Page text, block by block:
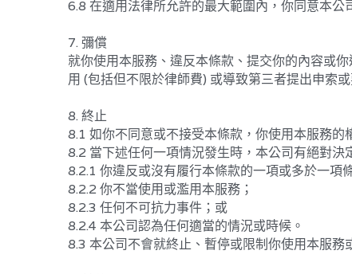
就你使用本服務、違反本條款、提交你的內容或
用 (包括但不限於律師費) 或導致第三者提出申索
8.1 如你不同意或不接受本條款，你使用本服務的
8.2 當下述任何一項情況發生時，本公司有絕對決
8.2.1 你違反或沒有履行本條款的一項或多於一項
8.2.2 你不當使用或濫用本服務；
8.2.3 任何不可抗力事件；或
8.2.4 本公司認為任何適當的情況或時候。
8.3 本公司不會就終止、暫停或限制你使用本服務